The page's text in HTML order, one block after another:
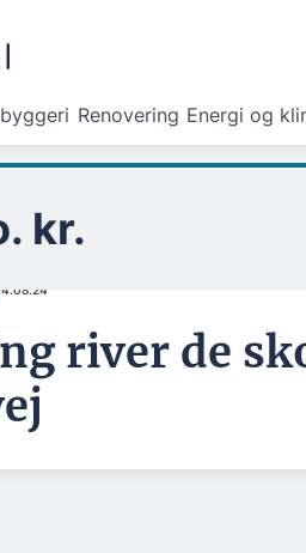
Renovering Energi og
kr.
river de